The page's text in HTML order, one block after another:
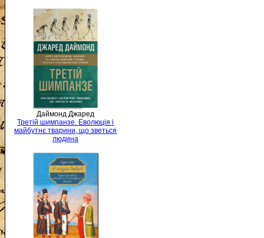
Даймонд Джаред
Третій шимпанзе. Еволюція і
майбутнє тварини, що зветься
людина